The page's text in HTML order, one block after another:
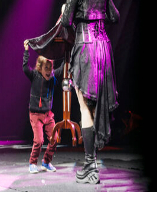
valore percepito per
28 maggio 2026
Come ingaggiare
Come ingaggiare un
format e affidabilità per
26 maggio 2026
Guida booking
Guida booking spettacolo
venue, tecnica e artisti